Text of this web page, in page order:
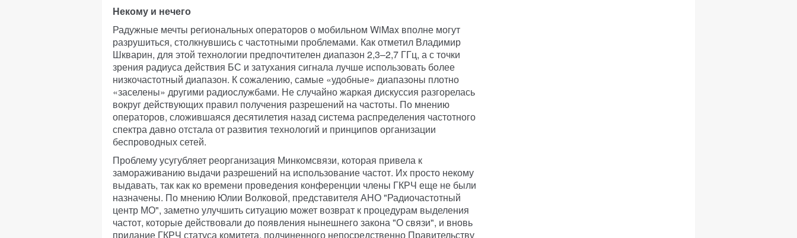
Некому и нечего
Радужные мечты региональных операторов о мобильном WiMax вполне могут
разрушиться, столкнувшись с частотными проблемами. Как отметил Владимир
Шкварин, для этой технологии предпочтителен диапазон 2,3–2,7 ГГц, а с точки
зрения радиуса действия БС и затухания сигнала лучше использовать более
низкочастотный диапазон. К сожалению, самые «удобные» диапазоны плотно
«заселены» другими радиослужбами. Не случайно жаркая дискуссия разгорелась
вокруг действующих правил получения разрешений на частоты. По мнению
операторов, сложившаяся десятилетия назад система распределения частотного
спектра давно отстала от развития технологий и принципов организации
беспроводных сетей.
Проблему усугубляет реорганизация Минкомсвязи, которая привела к
замораживанию выдачи разрешений на использование частот. Их просто некому
выдавать, так как ко времени проведения конференции члены ГКРЧ еще не были
назначены. По мнению Юлии Волковой, представителя АНО "Радиочастотный
центр МО", заметно улучшить ситуацию может возврат к процедурам выделения
частот, которые действовали до появления нынешнего закона "О связи", и вновь
придание ГКРЧ статуса комитета, подчиненного непосредственно Правительству